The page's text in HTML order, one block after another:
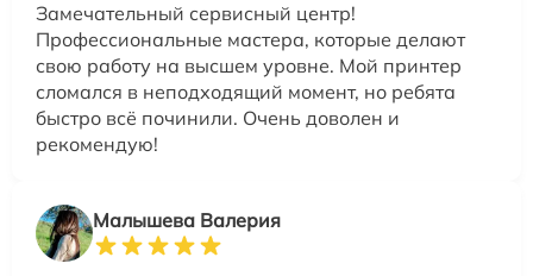
Замечательный сервисный центр!
Профессиональные мастера, которые делают
свою работу на высшем уровне. Мой принтер
сломался в неподходящий момент, но ребята
быстро всё починили. Очень доволен и
рекомендую!
Малышева Валерия